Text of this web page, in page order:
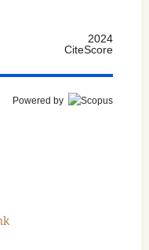
2024
CiteScore
Powered by